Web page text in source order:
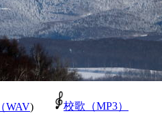
WAV) 校歌（MP3）